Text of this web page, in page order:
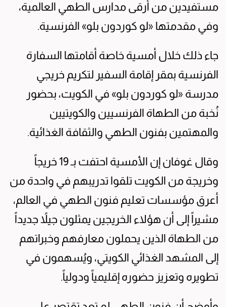
مستفيدين من أرقى مدارس الطهي العالمية،
وفي مقدمتها «لو كوردون بلو» الفرنسية.
جاء ذلك خلال أمسية خاصة أقامتها السفارة
الفرنسية بمقر إقامة السفير لتكريم خريجي
مدرسة «لو كوردون بلو» في الكويت، بحضور
نُخبة من الطهاة الفرنسيين والكويتيين
والمهتمين بفنون الطهي والثقافة الغذائية.
وقال غوفان إن الأمسية احتفت بـ 19 خريجاً
وخريجة من الكويت تلقوا تدريبهم في واحدة من
أعرق مؤسسات تعليم فنون الطهي في العالم،
مشيراً إلى أن هؤلاء الخريجين يمثلون جيلاً جديداً
من الطهاة الذين يحملون معارفهم وخبراتهم
إلى المشهد الغذائي الكويتي، ويُسهمون في
تطويره وتعزيز حضوره إقليمياً ودولياً.